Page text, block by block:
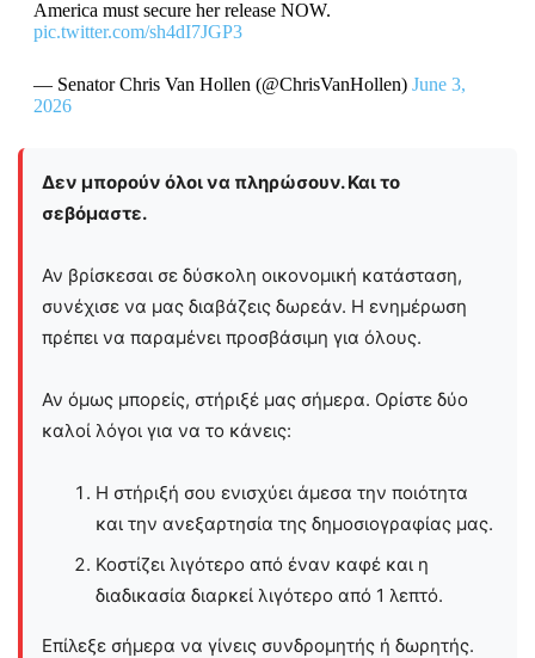
America must secure her release NOW.
pic.twitter.com/sh4dI7JGP3
— Senator Chris Van Hollen (@ChrisVanHollen) June 3,
2026
Δεν μπορούν όλοι να πληρώσουν. Και το
σεβόμαστε.
Αν βρίσκεσαι σε δύσκολη οικονομική κατάσταση,
συνέχισε να μας διαβάζεις δωρεάν. Η ενημέρωση
πρέπει να παραμένει προσβάσιμη για όλους.
Αν όμως μπορείς, στήριξέ μας σήμερα. Ορίστε δύο
καλοί λόγοι για να το κάνεις:
Η στήριξή σου ενισχύει άμεσα την ποιότητα
και την ανεξαρτησία της δημοσιογραφίας μας.
Κοστίζει λιγότερο από έναν καφέ και η
διαδικασία διαρκεί λιγότερο από 1 λεπτό.
Επίλεξε σήμερα να γίνεις συνδρομητής ή δωρητής.